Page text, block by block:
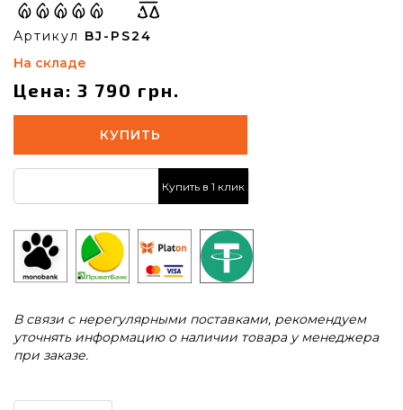
Артикул BJ-PS24
На складе
Цена: 3 790 грн.
КУПИТЬ
Купить в 1 клик
В связи с нерегулярными поставками, рекомендуем
уточнять информацию о наличии товара у менеджера
при заказе.